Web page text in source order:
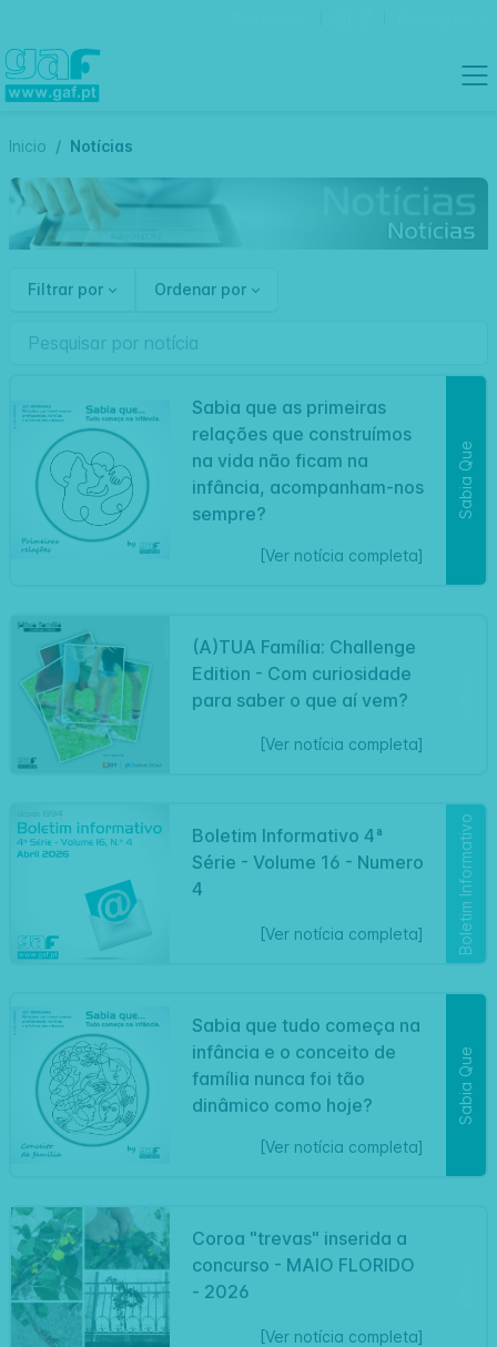
Inicio Notícias
Filtrar por Ordenar por
Sabia que as primeiras
relações que construímos
na vida não ficam na
infância, acompanham-nos
sempre?
[Ver notícia completa]
Sabia Que
(A)TUA Família: Challenge
Edition - Com curiosidade
para saber o que aí vem?
[Ver notícia completa]
Boletim Informativo 4ª
Série - Volume 16 - Numero
4
[Ver notícia completa] Boletim Informativo
Sabia que tudo começa na
infância e o conceito de
família nunca foi tão
dinâmico como hoje?
[Ver notícia completa]
Sabia Que
Coroa "trevas" inserida a
concurso - MAIO FLORIDO
- 2026
[Ver notícia completa]